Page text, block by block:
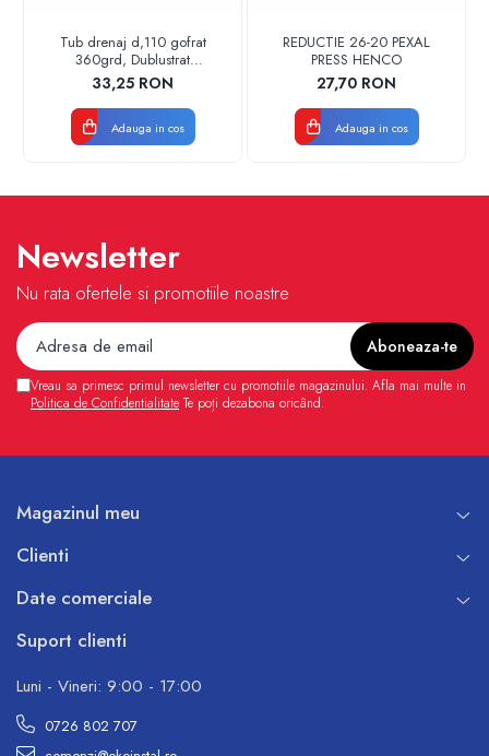
Tub drenaj d,110 gofrat
360grd, Dublustrat
verde/negru 110152 Drainkit
33,25 RON
Adauga in cos
REDUCTIE 26-20 PEXAL
PRESS HENCO
27,70 RON
Adauga in cos
Newsletter
Nu rata ofertele si promotiile noastre
Vreau sa primesc primul newsletter cu promotiile magazinului. Afla mai multe in
Politica de Confidentialitate Te poți dezabona oricând.
Magazinul meu
Clienti
Date comerciale
Suport clienti
Luni - Vineri: 9:00 - 17:00
0726 802 707